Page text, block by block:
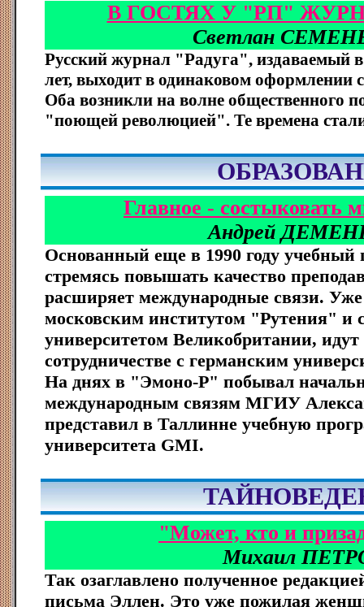
В ГОСТЯХ У "РП"
Светлан
Русский журнал "Радуга", издаваемый в
лет, выходит в одинаковом
Оба возникли на волне общественного
"поющей революцией". Те времена
Главное - состыковать
Андрей
Основанный еще в 1990 году
стремясь повышать качество
расширяет международные связи.
московским институтом "Рутения"
университетом Великобритании, идут
сотрудничестве с германским
На днях в "Эмоно-Р" побывал
международным связям МГИУ
представил в Таллинне учебную
университета GMI.
"Может, кто и
Михаил
Так озаглавлено полученное
письма Эллен. Это уже пожилая